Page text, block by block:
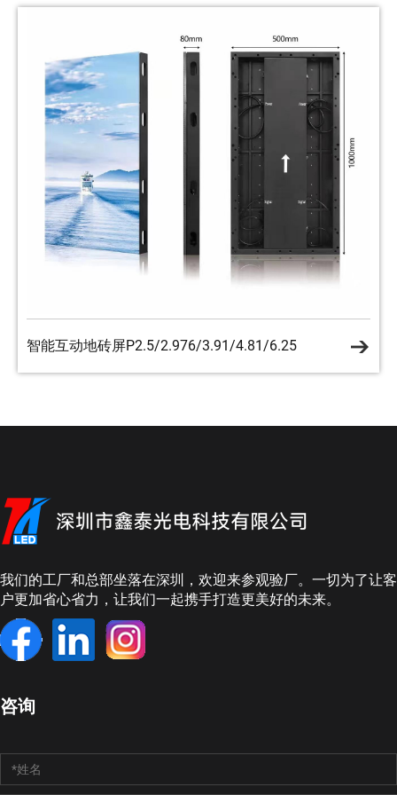
智能互动地砖屏P2.5/2.976/3.91/4.81/6.25
我们的工厂和总部坐落在深圳，欢迎来参观验厂。一切为了让客
户更加省心省力，让我们一起携手打造更美好的未来。
咨询